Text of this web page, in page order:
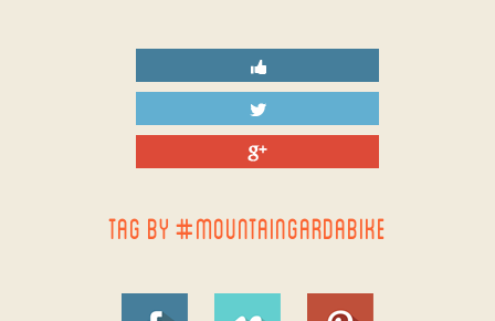
TAG BY #MOUNTAINGARDABIKE